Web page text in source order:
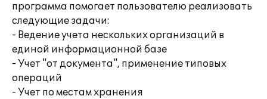
программа помогает пользователю реализовать
следующие задачи:
- Ведение учета нескольких организаций в
единой информационной базе
- Учет "от документа", применение типовых
операций
- Учет по местам хранения